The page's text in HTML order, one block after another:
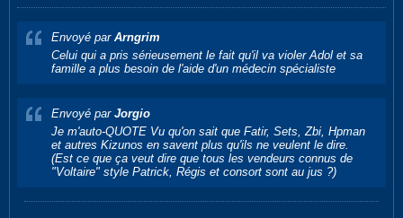
Envoyé par Arngrim
Celui qui a pris sérieusement le fait qu'il va violer Adol et sa
famille a plus besoin de l'aide d'un médecin spécialiste
Envoyé par Jorgio
Je m'auto-QUOTE Vu qu'on sait que Fatir, Sets, Zbi, Hpman
et autres Kizunos en savent plus qu'ils ne veulent le dire.
(Est ce que ça veut dire que tous les vendeurs connus de
"Voltaire" style Patrick, Régis et consort sont au jus ?)